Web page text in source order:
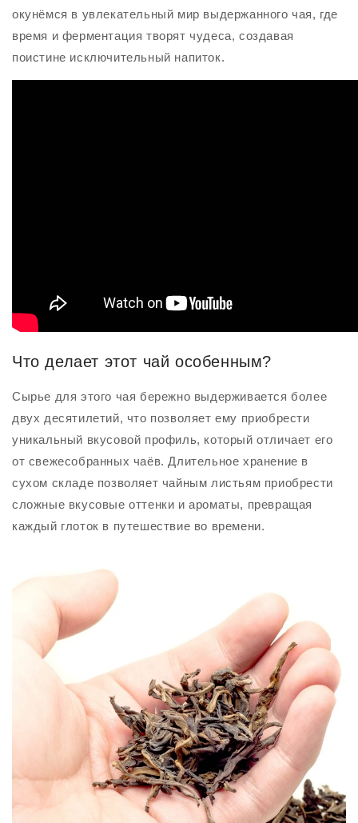
окунёмся в увлекательный мир выдержанного чая, где
время и ферментация творят чудеса, создавая
поистине исключительный напиток.
Что делает этот чай особенным?
Сырье для этого чая бережно выдерживается более
двух десятилетий, что позволяет ему приобрести
уникальный вкусовой профиль, который отличает его
от свежесобранных чаёв. Длительное хранение в
сухом складе позволяет чайным листьям приобрести
сложные вкусовые оттенки и ароматы, превращая
каждый глоток в путешествие во времени.